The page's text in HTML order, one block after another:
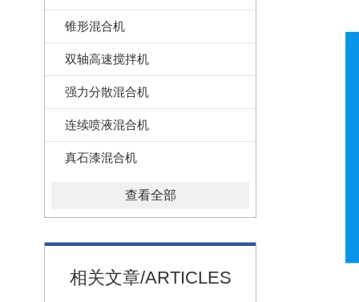
锥形混合机
双轴高速搅拌机
强力分散混合机
连续喷液混合机
真石漆混合机
查看全部
相关文章/ARTICLES